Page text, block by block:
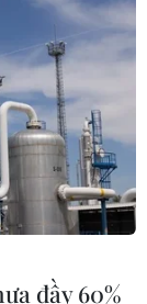
đầy 60%